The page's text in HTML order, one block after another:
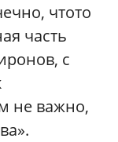
чтото
часть
с
не важно,